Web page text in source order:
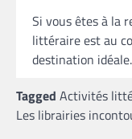
Si vous êtes à la
littéraire est au
destination idéale.
Tagged Activités
Les librairies